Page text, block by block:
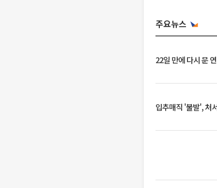
주요뉴스
22일 만에 다시 문
입추매직 '불발', 처